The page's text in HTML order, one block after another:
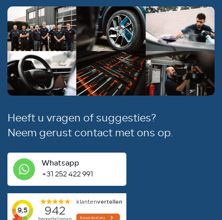
Heeft u vragen of suggesties?
Neem gerust contact met ons op.
Whatsapp
+31 252 422 991